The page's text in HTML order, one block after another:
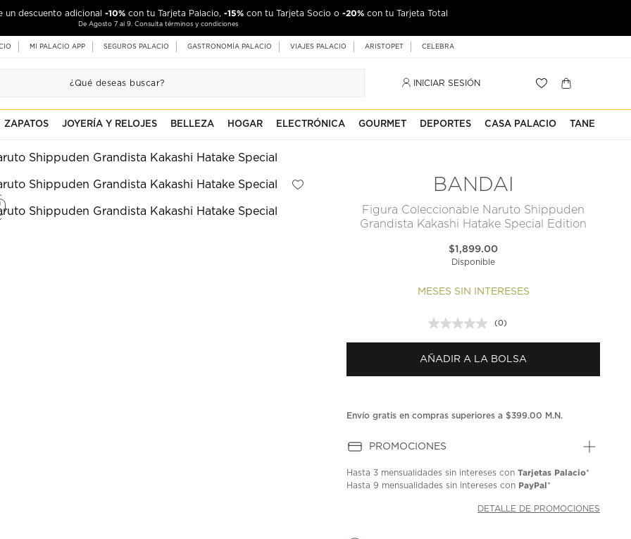
un descuento adicional -10% con tu Tarjeta Palacio, -15% con tu Tarjeta Socio o -20% con tu Tarjeta Total
De Agosto 7 al 9. Consulta términos y condiciones
MI PALACIO APP SEGUROS PALACIO GASTRONOMÍA PALACIO VIAJES PALACIO ARISTOPET CELEBRA
INICIAR SESIÓN
ZAPATOS JOYERÍA Y RELOJES BELLEZA HOGAR ELECTRÓNICA GOURMET DEPORTES CASA PALACIO TANE
BANDAI
Figura Coleccionable Naruto Shippuden
Grandista Kakashi Hatake Special Edition
$1,899.00
Disponible
MESES SIN INTERESES
Sin
puntuación.
en
la
(0)
AÑADIR A LA BOLSA
Envío gratis en compras superiores a $399.00 M.N.
PROMOCIONES
Hasta 3 mensualidades sin intereses conTarjetas Palacio*
Hasta9 mensualidades sin intereses con PayPal*
DETALLE DE PROMOCIONES